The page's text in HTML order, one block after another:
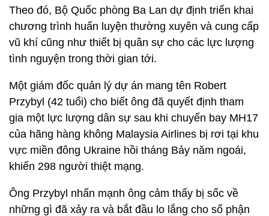
Theo đó, Bộ Quốc phòng Ba Lan dự định triển khai
chương trình huấn luyện thường xuyên và cung cấp
vũ khí cũng như thiết bị quân sự cho các lực lượng
tình nguyện trong thời gian tới.
Một giám đốc quản lý dự án mang tên Robert
Przybyl (42 tuổi) cho biết ông đã quyết định tham
gia một lực lượng dân sự sau khi chuyến bay MH17
của hãng hàng không Malaysia Airlines bị rơi tại khu
vực miền đông Ukraine hồi tháng Bảy năm ngoái,
khiến 298 người thiệt mạng.
Ông Przybyl nhấn mạnh ông cảm thấy bị sốc về
những gì đã xảy ra và bắt đầu lo lắng cho số phận